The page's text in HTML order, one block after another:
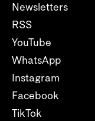
Newsletters
RSS
YouTube
WhatsApp
Instagram
Facebook
TikTok